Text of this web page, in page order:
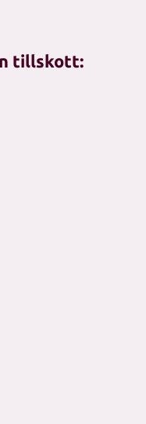
tillskott: